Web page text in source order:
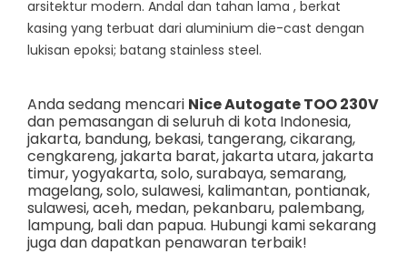
arsitektur modern. Andal dan tahan lama , berkat
kasing yang terbuat dari aluminium die-cast dengan
lukisan epoksi; batang stainless steel.
Anda sedang mencari Nice Autogate TOO 230V
dan pemasangan di seluruh di kota Indonesia,
jakarta, bandung, bekasi, tangerang,cikarang,
cengkareng,jakarta barat,jakarta utara,jakarta
timur,yogyakarta,solo,surabaya,semarang,
magelang,solo,sulawesi, kalimantan, pontianak,
sulawesi,aceh, medan, pekanbaru, palembang,
lampung, balidan papua. Hubungi kami sekarang
juga dan dapatkan penawaran terbaik!